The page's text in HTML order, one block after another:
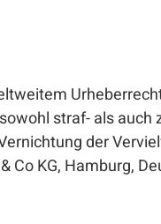
straf- als
der
KG, Hamburg,